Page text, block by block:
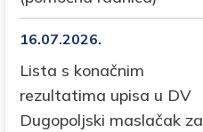
16.07.2026.
Lista s konačnim
rezultatima upisa u DV
Dugopoljski maslačak za